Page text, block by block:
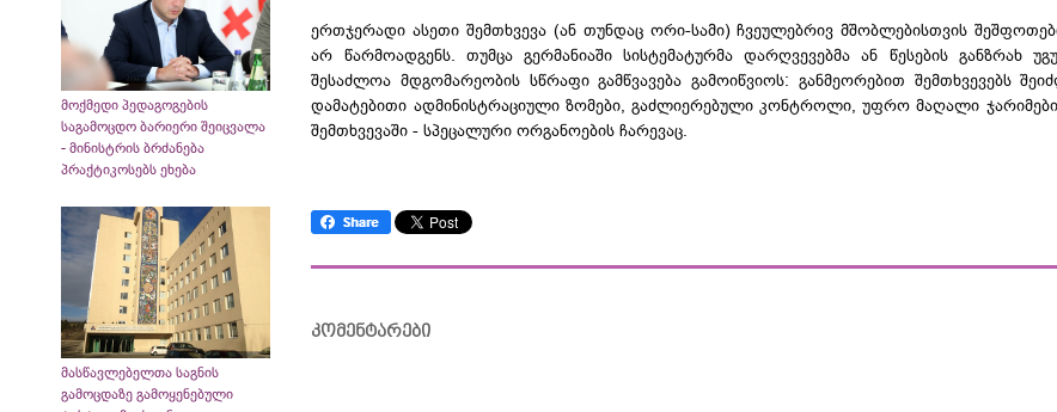
მოქმედი პედაგოგების
საგამოცდო ბარიერი შეიცვალა
- მინისტრის ბრძანება
პრაქტიკოსებს ეხება
მასწავლებელთა საგნის
გამოცდაზე გამოყენებული
ერთჯერადი ასეთი შემთხვევა (ან თუნდაც ორი-სამი) ჩვეულებრივ მშობლებისთვის
არ წარმოადგენს. თუმცა გერმანიაშისისტემატურმა დარღვევებმა ან წესების განზრახ
შესაძლოა მდგომარეობის სწრაფი გამწვავება გამოიწვიოს: განმეორებით შემთხვევებს
დამატებითი ადმინისტრაციული ზომები, გაძლიერებული კონტროლი, უფრო მაღალი
შემთხვევაში - სპეცალური ორგანოების ჩარევაც.
კომენტარები